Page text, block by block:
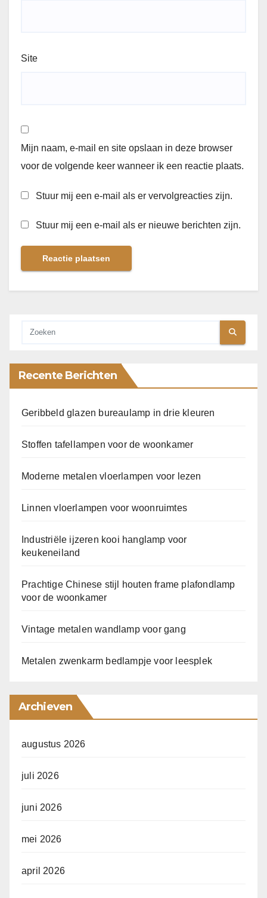
Site
Mijn naam, e-mail en site opslaan in deze browser
voor de volgende keer wanneer ik een reactie plaats.
Stuur mij een e-mail als er vervolgreacties zijn.
Stuur mij een e-mail als er nieuwe berichten zijn.
Recente Berichten
Geribbeld glazen bureaulamp in drie kleuren
Stoffen tafellampen voor de woonkamer
Moderne metalen vloerlampen voor lezen
Linnen vloerlampen voor woonruimtes
Industriële ijzeren kooi hanglamp voor
keukeneiland
Prachtige Chinese stijl houten frame plafondlamp
voor de woonkamer
Vintage metalen wandlamp voor gang
Metalen zwenkarm bedlampje voor leesplek
Archieven
augustus 2026
juli 2026
juni 2026
mei 2026
april 2026